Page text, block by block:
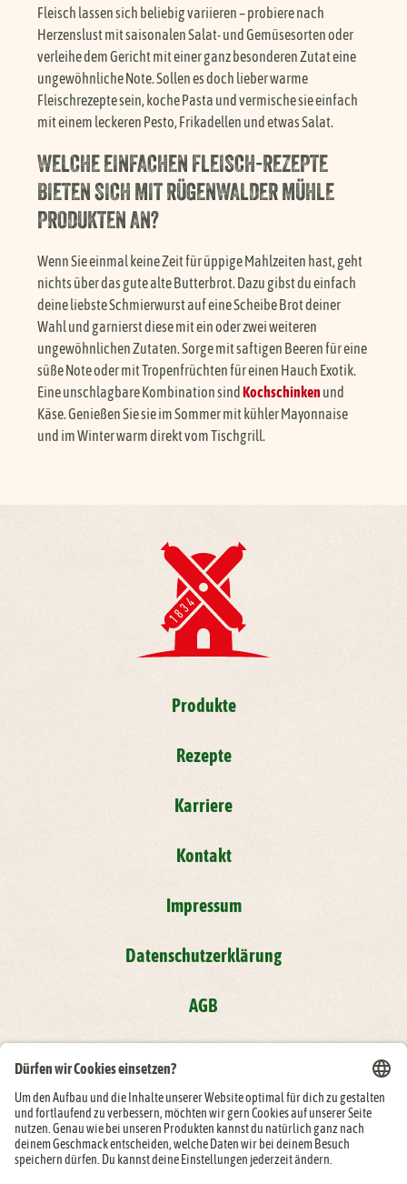
Fleisch lassen sich beliebig variieren – probiere nach
Herzenslust mit saisonalen Salat- und Gemüsesorten oder
verleihe dem Gericht mit einer ganz besonderen Zutat eine
ungewöhnliche Note. Sollen es doch lieber warme
Fleischrezepte sein, koche Pasta und vermische sie einfach
mit einem leckeren Pesto, Frikadellen und etwas Salat.
WELCHE EINFACHEN FLEISCH-REZEPTE
BIETEN SICH MIT RÜGENWALDER MÜHLE
PRODUKTEN AN?
Wenn Sie einmal keine Zeit für üppige Mahlzeiten hast, geht
nichts über das gute alte Butterbrot. Dazu gibst du einfach
deine liebste Schmierwurst auf eine Scheibe Brot deiner
Wahl und garnierst diese mit ein oder zwei weiteren
ungewöhnlichen Zutaten. Sorge mit saftigen Beeren für eine
süße Note oder mit Tropenfrüchten für einen Hauch Exotik.
Eine unschlagbare Kombination sindKochschinken und
Käse. Genießen Sie sie im Sommer mit kühler Mayonnaise
und im Winter warm direkt vom Tischgrill.
Produkte
Rezepte
Karriere
Kontakt
Impressum
Datenschutzerklärung
AGB
Folge der Rügenwalder Mühle auf: